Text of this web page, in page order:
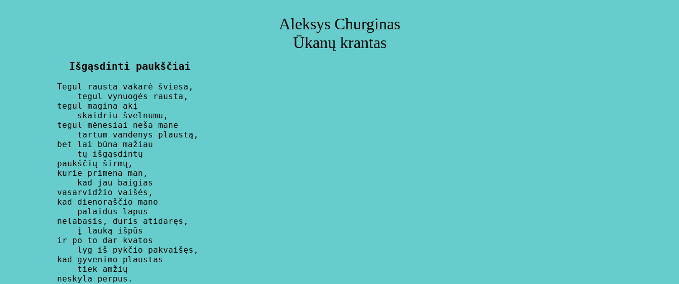
Aleksys Churginas
Ūkanų krantas
       Išgąsdinti paukščiai
      Tegul rausta vakarė šviesa,
          tegul vynuogės rausta,
      tegul magina akį
          skaidriu švelnumu,
      tegul mėnesiai neša mane
          tartum vandenys plaustą,
      bet lai būna mažiau
          tų išgąsdintų
      paukščių širmų,
      kurie primena man,
          kad jau baigias
      vasarvidžio vaišės,
      kad dienoraščio mano
          palaidus lapus
      nelabasis, duris atidaręs,
          į lauką išpūs
      ir po to dar kvatos
          lyg iš pykčio pakvaišęs,
      kad gyvenimo plaustas
          tiek amžių
      neskyla perpus.